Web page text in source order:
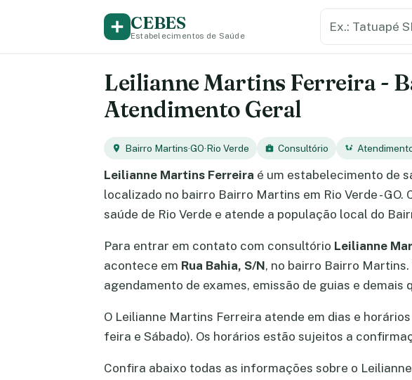
CEBES
Estabelecimentos de Saúde
Leilianne Martins Ferreira -
Atendimento Geral
Bairro Martins·GO·Rio Verde Consultório
Leilianne Martins Ferreira é um estabelecimento de
localizado no bairro Bairro Martins em Rio Verde -
saúde de Rio Verde e atende a população local do
Para entrar em contato com consultório Leilianne
acontece em Rua Bahia, S/N, no bairro Bairro
agendamento de exames, emissão de guias e demais
O Leilianne Martins Ferreira atende em dias e
feira e Sábado). Os horários estão sujeitos a
Confira abaixo todas as informações sobre o